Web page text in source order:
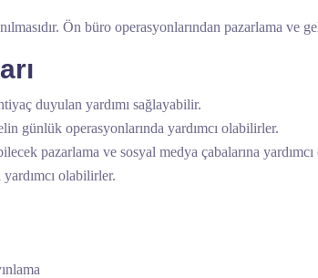
Ön büro operasyonlarından pazarlama ve
duyulan yardımı sağlayabilir.
günlük operasyonlarında yardımcı olabilirler.
pazarlama ve sosyal medya çabalarına
olabilirler.